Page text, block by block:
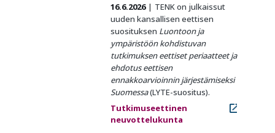
16.6.2026
TENK on julkaissut
uuden kansallisen eettisen
suosituksen Luontoon ja
ympäristöön kohdistuvan
tutkimuksen eettiset periaatteet ja
ehdotus eettisen
ennakkoarvioinnin järjestämiseksi
Suomessa(LYTE-suositus).
Tutkimuseettinen
neuvottelukunta